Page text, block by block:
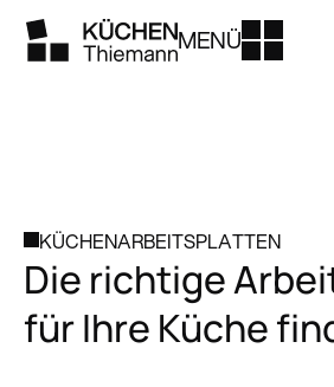
MENÜ
KÜCHENARBEITSPLATTEN
Die richtige
für Ihre Küche